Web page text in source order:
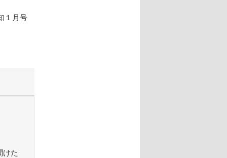
１月号
けた